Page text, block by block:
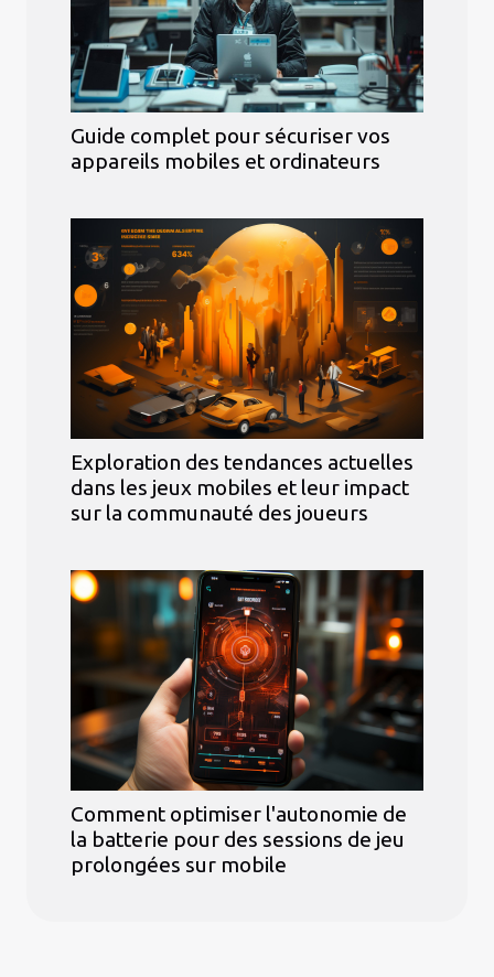
Guide complet pour sécuriser vos
appareils mobiles et ordinateurs
Exploration des tendances actuelles
dans les jeux mobiles et leur impact
sur la communauté des joueurs
Comment optimiser l'autonomie de
la batterie pour des sessions de jeu
prolongées sur mobile